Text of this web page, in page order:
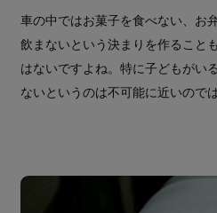
車の中ではお菓子を食べない、お
飲まないという決まりを作ること
はないですよね。特に子どもがい
ないというのは不可能に近いので